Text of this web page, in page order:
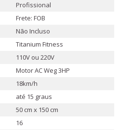
Profissional
Frete: FOB
Não Incluso
Titanium Fitness
110V ou 220V
Motor AC Weg 3HP
18km/h
até 15 graus
50 cm x 150 cm
16